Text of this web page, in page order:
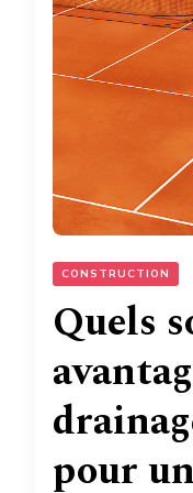
CONSTRUCTION
Quels
pour